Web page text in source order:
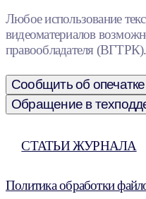
Любое использование
видеоматериалов
правообладателя (ВГТРК).
Сообщить об опечатке
Обращение в
СТАТЬИ ЖУРНАЛА
Политика обработки